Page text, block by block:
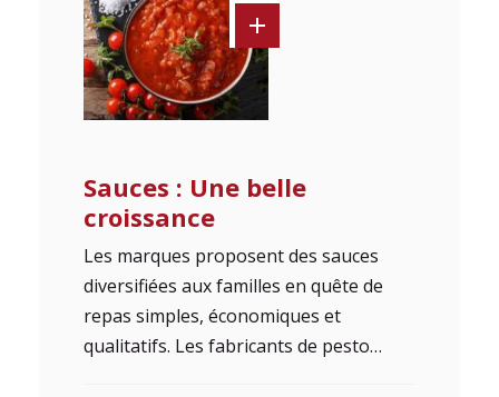
Sauces : Une belle
croissance
Les marques proposent des sauces
diversifiées aux familles en quête de
repas simples, économiques et
qualitatifs. Les fabricants de pesto…